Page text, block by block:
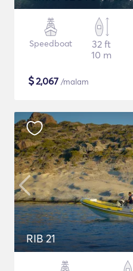
Speedboat
32 ft
10 m
$2,067 /malam
RIB 21